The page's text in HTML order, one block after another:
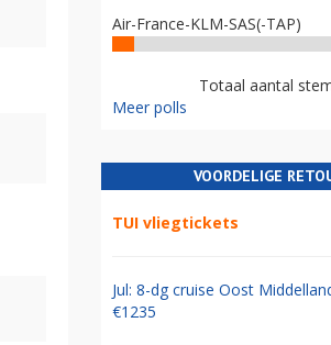
Air-France-KLM-SAS(-TAP)
Totaal aantal
Meer polls
VOORDELIGE
TUI vliegtickets
Jul: 8-dg cruise Oost
€1235